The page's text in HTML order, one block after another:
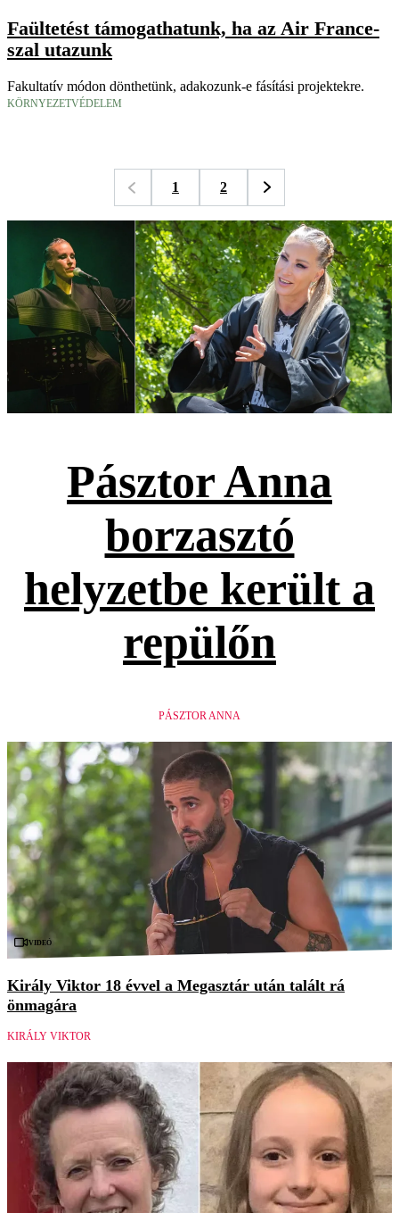
Faültetést támogathatunk, ha az Air France-
szal utazunk
Fakultatív módon dönthetünk, adakozunk-e fásítási projektekre.
KÖRNYEZETVÉDELEM
1 2
Pásztor Anna
borzasztó
helyzetbe került a
repülőn
PÁSZTOR ANNA
Videó
Király Viktor 18 évvel a Megasztár után talált rá
önmagára
KIRÁLY VIKTOR